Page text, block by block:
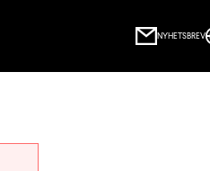
NYHETSBREV